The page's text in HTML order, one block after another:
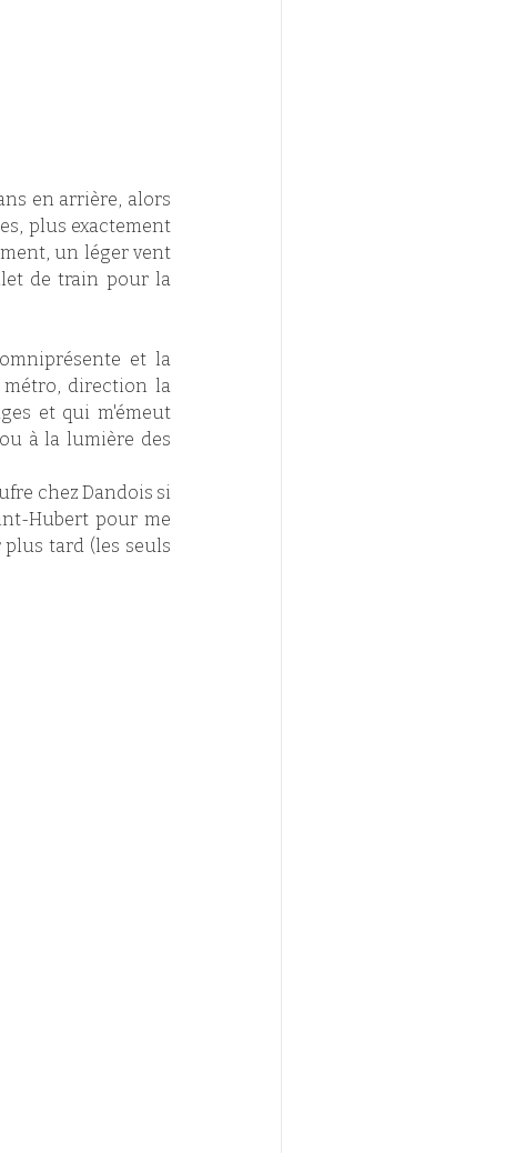
en arrière, alors
plus exactement
un léger vent
de train pour la
et la
direction la
et qui m'émeut
à la lumière des
chez Dandois si
Hubert pour me
tard (les seuls